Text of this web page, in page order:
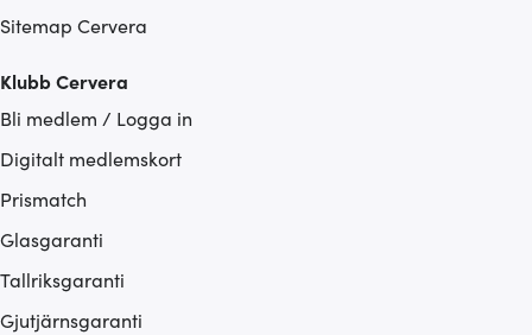
Sitemap Cervera
Klubb Cervera
Bli medlem / Logga in
Digitalt medlemskort
Prismatch
Glasgaranti
Tallriksgaranti
Gjutjärnsgaranti